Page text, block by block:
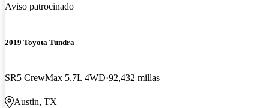
Aviso patrocinado
2019 Toyota Tundra
SR5 CrewMax 5.7L 4WD 92,432 millas
Austin, TX